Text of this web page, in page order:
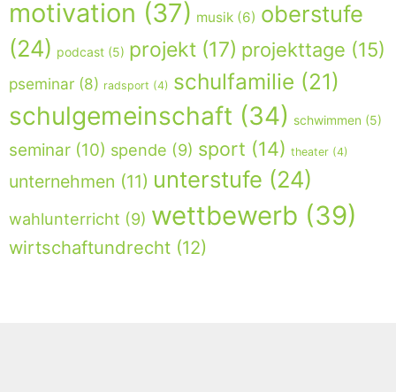
motivation (37) musik (6) oberstufe
(24) podcast (5) projekt (17) projekttage (15)
pseminar (8) radsport (4) schulfamilie (21)
schulgemeinschaft (34) schwimmen (5)
seminar (10) spende (9) sport (14) theater (4)
unternehmen (11) unterstufe (24)
wahlunterricht (9) wettbewerb (39)
wirtschaftundrecht (12)